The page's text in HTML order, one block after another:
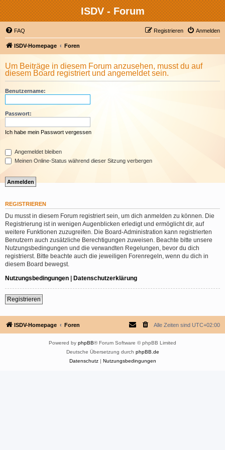
ISDV - Forum
FAQ Anmelden
Registrieren
ISDV-Homepage Foren
Um Beiträge in diesem Forum anzusehen, musst du auf
diesem Board registriert und angemeldet sein.
Benutzername:
Passwort:
Ich habe mein Passwort vergessen
Angemeldet bleiben
Meinen Online-Status während dieser Sitzung verbergen
REGISTRIEREN
Du musst in diesem Forum registriert sein, um dich anmelden zu können. Die
Registrierung ist in wenigen Augenblicken erledigt und ermöglicht dir, auf
weitere Funktionen zuzugreifen. Die Board-Administration kann registrierten
Benutzern auch zusätzliche Berechtigungen zuweisen. Beachte bitte unsere
Nutzungsbedingungen und die verwandten Regelungen, bevor du dich
registrierst. Bitte beachte auch die jeweiligen Forenregeln, wenn du dich in
diesem Board bewegst.
Nutzungsbedingungen | Datenschutzerklärung
Registrieren
ISDV-Homepage Foren Alle Zeiten sind UTC+02:00
Powered by phpBB® Forum Software © phpBB Limited
Deutsche Übersetzung durch phpBB.de
Datenschutz| Nutzungsbedingungen